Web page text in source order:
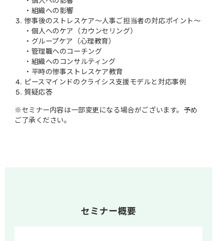
・組織への影響
惨事後のストレスケア～人事ご担当者の対応ポイント～
・個人へのケア（カウンセリング）
・グループケア（心理教育）
・管理職へのコーチング
・組織へのコンサルティング
・平時の惨事ストレスケア教育
ピースマインドのクライシス支援モデルと対応事例
質疑応答
※セミナー内容は一部変更になる場合がございます。予め
ご了承ください。
セミナー概要